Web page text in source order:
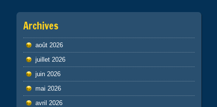
Archives
août 2026
juillet 2026
juin 2026
mai 2026
avril 2026